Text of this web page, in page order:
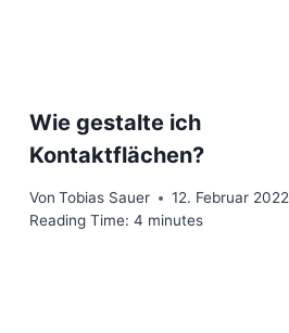
Wie gestalte ich
Kontaktflächen?
Von Tobias Sauer
12. Februar 2022
Reading Time: 4 minutes